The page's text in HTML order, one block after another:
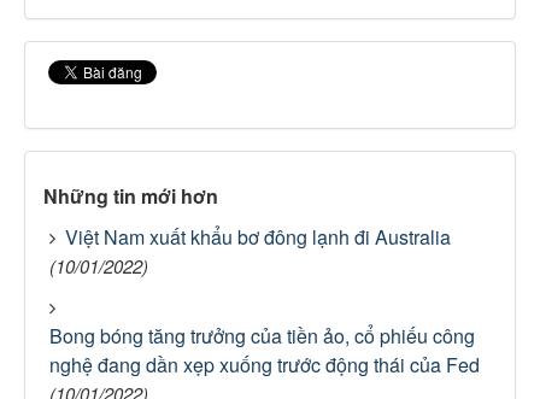
Những tin mới hơn
Việt Nam xuất khẩu bơ đông lạnh đi Australia
(10/01/2022)
Bong bóng tăng trưởng của tiền ảo, cổ phiếu công
nghệ đang dần xẹp xuống trước động thái của Fed
(10/01/2022)